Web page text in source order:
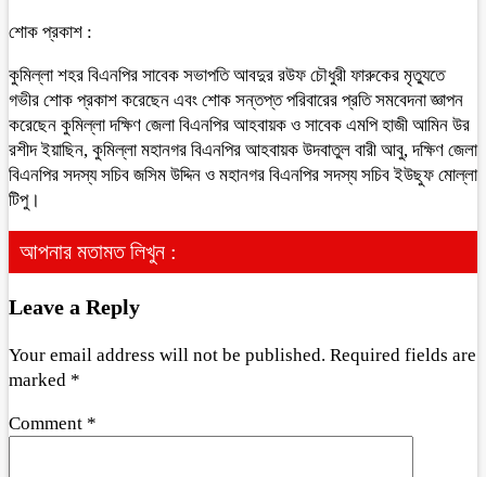
শোক প্রকাশ :
কুমিল্লা শহর বিএনপির সাবেক সভাপতি আবদুর রউফ চৌধুরী ফারুকের মৃত্যুতে
গভীর শোক প্রকাশ করেছেন এবং শোক সন্তপ্ত পরিবারের প্রতি সমবেদনা জ্ঞাপন
করেছেন কুমিল্লা দক্ষিণ জেলা বিএনপির আহবায়ক ও সাবেক এমপি হাজী আমিন উর
রশীদ ইয়াছিন, কুমিল্লা মহানগর বিএনপির আহবায়ক উদবাতুল বারী আবু, দক্ষিণ জেলা
বিএনপির সদস্য সচিব জসিম উদ্দিন ও মহানগর বিএনপির সদস্য সচিব ইউছুফ মোল্লা
টিপু।
আপনার মতামত লিখুন :
Leave a Reply
Your email address will not be published. Required fields are
marked *
Comment *